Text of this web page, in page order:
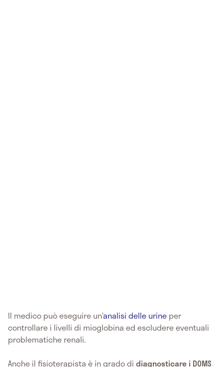
Il medico può eseguire un’analisi delle urine per
controllare i livelli di mioglobina ed escludere eventuali
problematiche renali.
Anche il fisioterapista è in grado di diagnosticare i DOMS